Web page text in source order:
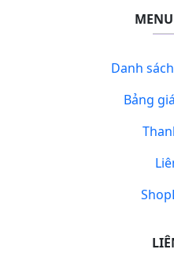
Danh
Bảng